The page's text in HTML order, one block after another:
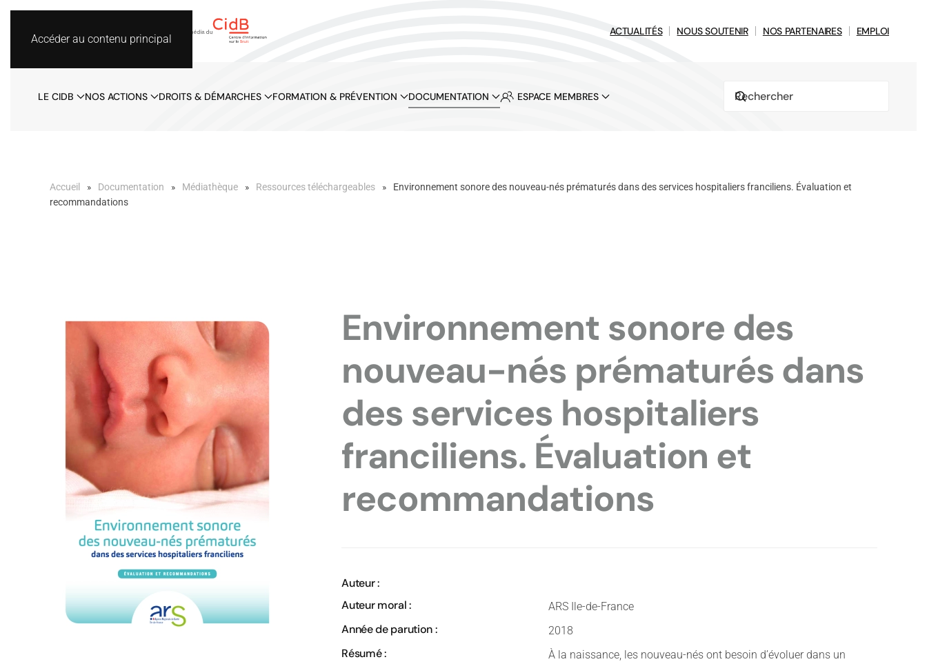
Accéder au contenu principal
ACTUALITÉS NOUS SOUTENIR NOS PARTENAIRES EMPLOI
LE CIDB NOS ACTIONS DROITS & DÉMARCHES FORMATION & PRÉVENTION DOCUMENTATION ESPACE MEMBRES
Accueil Documentation Médiathèque Ressources téléchargeables
Environnement sonore des nouveau-nés prématurés dans des services hospitaliers franciliens. Évaluation et
recommandations
Environnement sonore des
nouveau-nés prématurés dans
des services hospitaliers
franciliens. Évaluation et
recommandations
Auteur :
Auteur moral :
ARS Ile-de-France
Année de parution : 2018
Résumé :
À la naissance, les nouveau-nés ont besoin d’évoluer dans un